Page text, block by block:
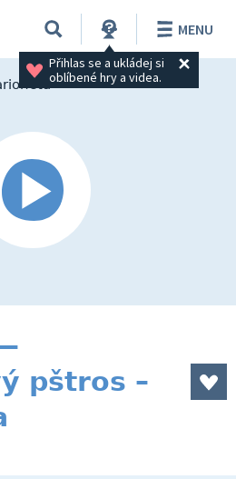
Přihlas se a ukládej si
oblíbené hry a videa.
MENU
pštros –